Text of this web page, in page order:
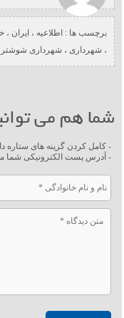
برچسب ها : اطلاعیه ، ایران ،
، شهرداری ، شهرداری شوشتر
شما هم می
- کامل کردن گزینه های ستاره
- آدرس پست الکترونیکی شما